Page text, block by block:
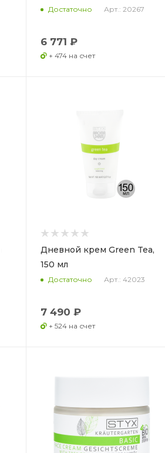
Достаточно Арт.: 20267
6 771 ₽
+ 474 на счет
Дневной крем Green Tea,
150 мл
Достаточно Арт.: 42023
7 490 ₽
+ 524 на счет